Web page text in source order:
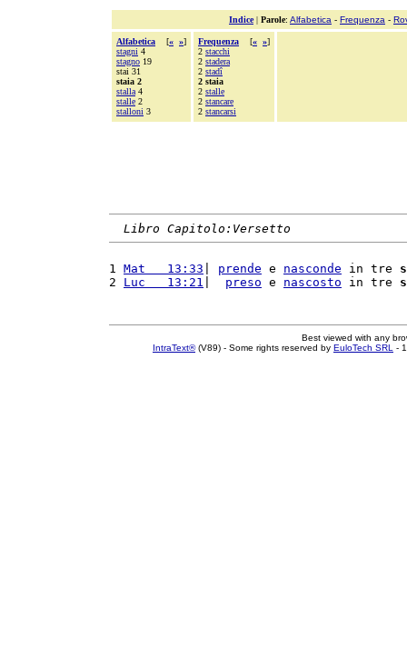
Indice| Parole: Alfabetica - Frequenza -
Alfabetica [« »]
stagni 4
stagno 19
stai 31
staia 2
stalla 4
stalle 2
stalloni 3
Frequenza [« »]
2 stacchi
2 stadera
2 stadî
2 staia
2 stalle
2 stancare
2 stancarsi
Libro Capitolo:Versetto
1 Mat   13:33 prende e nasconde in tre
2 Luc   13:21 preso e nascosto in tre
Best viewed with any
IntraText®(V89) - Some rights reserved by EuloTech SRL -